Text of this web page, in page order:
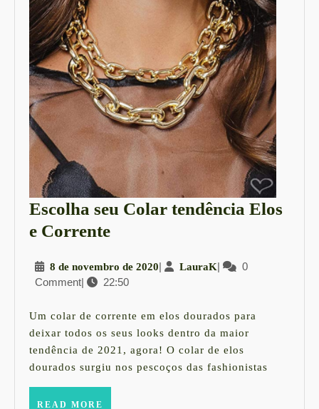
Escolha seu Colar tendência Elos
e CorrenteEscolha
Colar
Elos
e
Corrente
8 de novembro de 20208
de
2020
| LauraKLauraK
|
0
Comment| 22:50
Um colar de corrente em elos dourados para
deixar todos os seus looks dentro da maior
tendência de 2021, agora! O colar de elos
dourados surgiu nos pescoços das fashionistas
READ MORE